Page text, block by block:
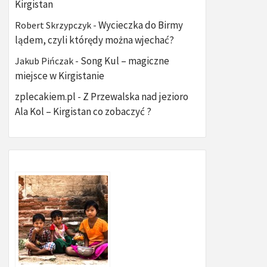
Kirgistan
Robert Skrzypczyk - Wycieczka do Birmy
lądem, czyli którędy można wjechać?
Jakub Pińczak - Song Kul – magiczne
miejsce w Kirgistanie
zplecakiem.pl - Z Przewalska nad jezioro
Ala Kol – Kirgistan co zobaczyć ?